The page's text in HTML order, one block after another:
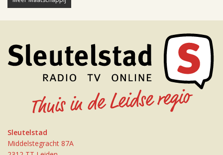
Sleutelstad
Middelstegracht 87A